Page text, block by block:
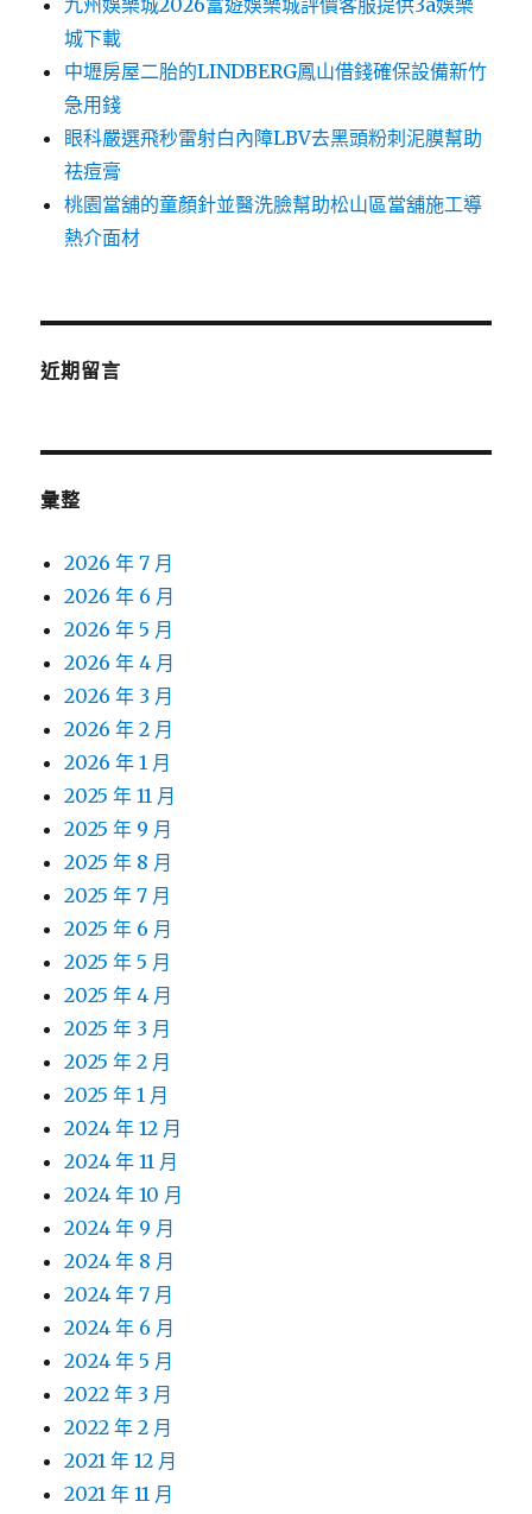
九州娛樂城2026富遊娛樂城評價客服提供3a娛樂
城下載
中壢房屋二胎的LINDBERG鳳山借錢確保設備新竹
急用錢
眼科嚴選飛秒雷射白內障LBV去黑頭粉刺泥膜幫助
祛痘膏
桃園當舖的童顏針並醫洗臉幫助松山區當舖施工導
熱介面材
近期留言
彙整
2026 年 7 月
2026 年 6 月
2026 年 5 月
2026 年 4 月
2026 年 3 月
2026 年 2 月
2026 年 1 月
2025 年 11 月
2025 年 9 月
2025 年 8 月
2025 年 7 月
2025 年 6 月
2025 年 5 月
2025 年 4 月
2025 年 3 月
2025 年 2 月
2025 年 1 月
2024 年 12 月
2024 年 11 月
2024 年 10 月
2024 年 9 月
2024 年 8 月
2024 年 7 月
2024 年 6 月
2024 年 5 月
2022 年 3 月
2022 年 2 月
2021 年 12 月
2021 年 11 月